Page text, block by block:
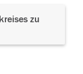
zu